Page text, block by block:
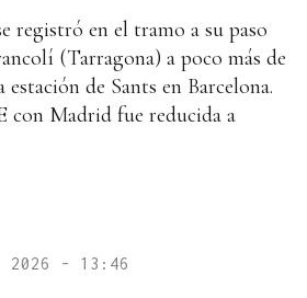
registró en el tramo a su paso
(Tarragona) a poco más de
de Sants en Barcelona.
con Madrid fue reducida a
2026 - 13:46